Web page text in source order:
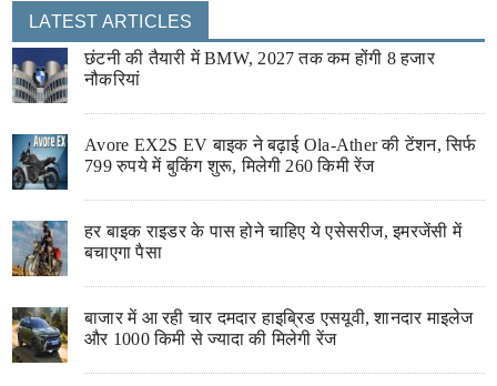
LATEST ARTICLES
छंटनी की तैयारी में BMW, 2027 तक कम होंगी 8 हजार
नौकरियां
Avore EX2S EV बाइक ने बढ़ाई Ola-Ather की टेंशन, सिर्फ
799 रुपये में बुकिंग शुरू, मिलेगी 260 किमी रेंज
हर बाइक राइडर के पास होने चाहिए ये एसेसरीज, इमरजेंसी में
बचाएगा पैसा
बाजार में आ रही चार दमदार हाइब्रिड एसयूवी, शानदार माइलेज
और 1000 किमी से ज्यादा की मिलेगी रेंज